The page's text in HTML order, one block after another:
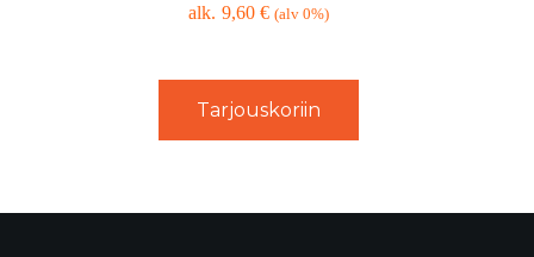
9,60€ (alv 0%)
Tarjouskoriin